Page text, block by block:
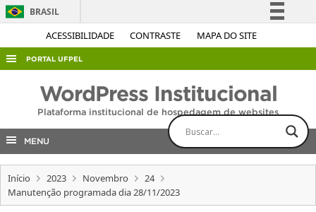
ACESSIBILIDADE CONTRASTE MAPA DO SITE
BRASIL
Simplifique!
Acesso à informação
Legislação
PORTAL UFPEL
AUDITORIA
COBALTO
CONCURSOS
EDITAIS
WordPress Institucional
Plataforma institucional de hospedagem de websites
MENU
Início 2023 Novembro
24
Manutenção programada dia 28/11/2023